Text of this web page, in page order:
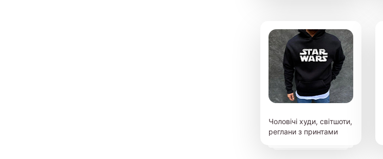
Чоловічі худи, світшоти,
реглани з принтами